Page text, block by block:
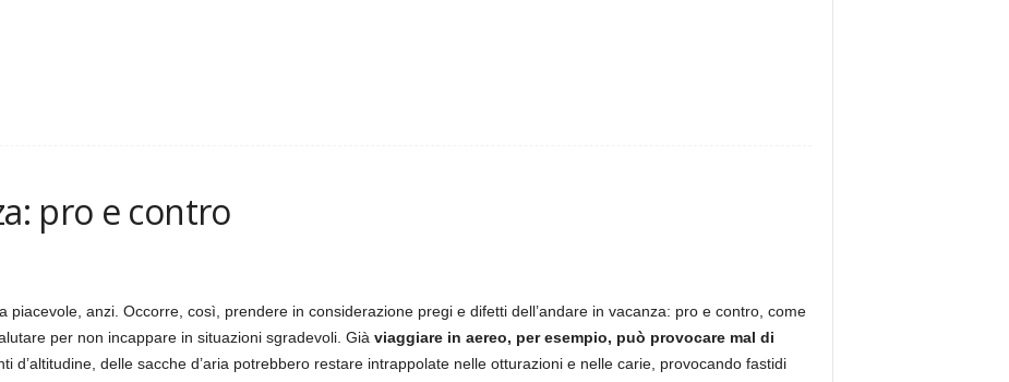
pro e contro
piacevole, anzi. Occorre, così, prendere in considerazione pregi e difetti dell’andare in vacanza: pro e contro, come
per non incappare in situazioni sgradevoli. Già viaggiare in aereo, per esempio, può provocare mal di
d’altitudine, delle sacche d’aria potrebbero restare intrappolate nelle otturazioni e nelle carie, provocando fastidi